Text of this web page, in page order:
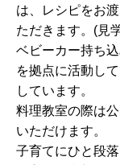
は、レシピをお
ただきます。(見
ベビーカー持ち
を拠点に活動し
しています。
料理教室の際は
いただけます。
子育てにひと段